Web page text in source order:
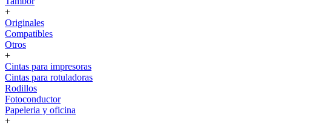
+
Originales
Compatibles
Otros
+
Cintas para impresoras
Cintas para rotuladoras
Rodillos
Fotoconductor
Papeleria y oficina
+